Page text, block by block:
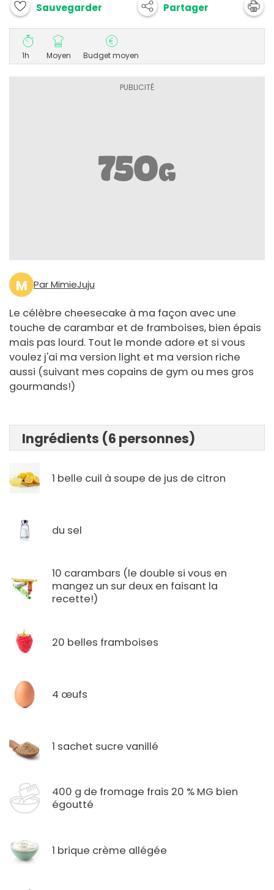
Sauvegarder Partager
1h Moyen Budget moyen
M Par MimieJuju
Le célèbre cheesecake à ma façon avec une
touche de carambar et de framboises, bien épais
mais pas lourd. Tout le monde adore et si vous
voulez j'ai ma version light et ma version riche
aussi (suivant mes copains de gym ou mes gros
gourmands!)
Ingrédients (6 personnes)
1 belle cuil à soupe de jus de citron
du sel
10 carambars (le double si vous en
mangez un sur deux en faisant la
recette!)
20 belles framboises
4 œufs
1 sachet sucre vanillé
400 g de fromage frais 20 % MG bien
égoutté
1 brique crème allégée